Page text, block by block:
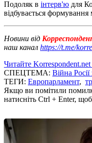
Подоляк в інтерв'ю для
відбувається формування
Новини від
наш канал https://t.me/
Читайте
СПЕЦТЕМА: Війна
ТЕГИ: Европарламент,
Якщо ви помітили
натисніть Ctrl + Enter,